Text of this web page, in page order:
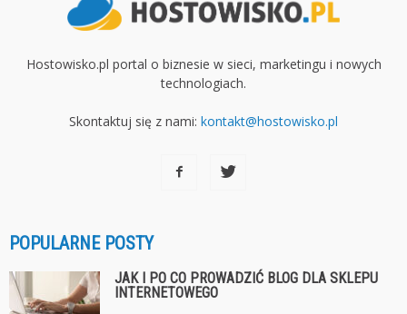
Hostowisko.pl portal o biznesie w sieci, marketingu i nowych
technologiach.
Skontaktuj się z nami: kontakt@hostowisko.pl
POPULARNE POSTY
JAK I PO CO PROWADZIĆ BLOG DLA SKLEPU
INTERNETOWEGO